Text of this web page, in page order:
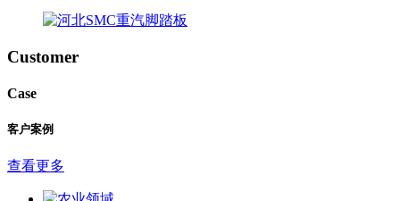
Customer
Case
客户案例
查看更多